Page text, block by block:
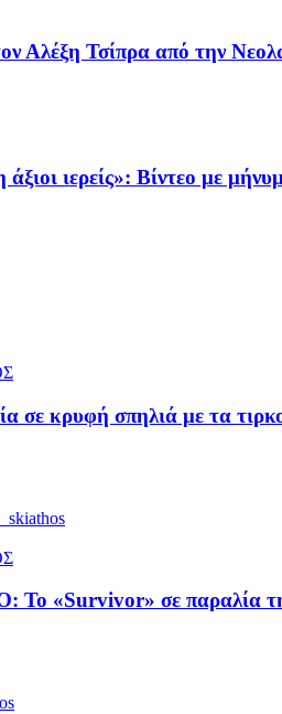
Αλέξη Τσίπρα από την
ιερείς»: Βίντεο με
σε κρυφή σπηλιά με τα
«Survivor» σε παραλία